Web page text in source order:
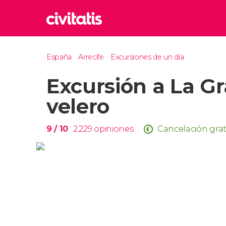
Reino
España Arrecife Excursiones de un día
Excursión a La
velero
9/ 10 2.229 opiniones Cancelación